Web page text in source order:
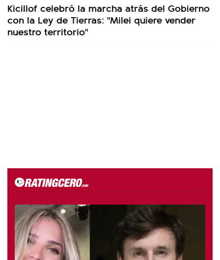
Kicillof celebró la marcha atrás del Gobierno
con la Ley de Tierras: "Milei quiere vender
nuestro territorio"